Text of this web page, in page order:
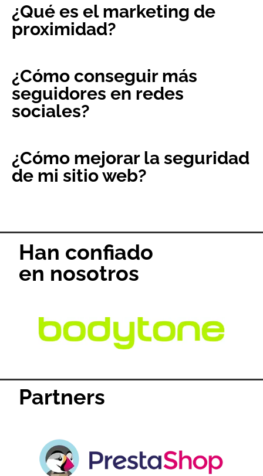
¿Qué es el marketing de
proximidad?
¿Cómo conseguir más
seguidores en redes
sociales?
¿Cómo mejorar la seguridad
de mi sitio web?
Han confiado
en nosotros
Partners